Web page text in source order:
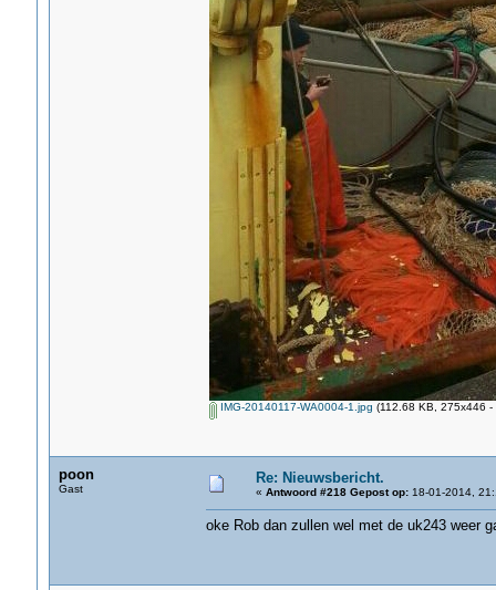
IMG-20140117-WA0004-1.jpg (112.68 KB, 275x446
poon
Gast
Re: Nieuwsbericht.
« Antwoord #218 Gepost op:18-01-2014,
oke Rob dan zullen wel met de uk243 weer